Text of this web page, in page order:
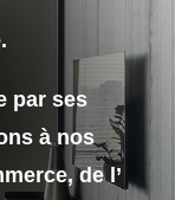
par ses
à nos
de l’